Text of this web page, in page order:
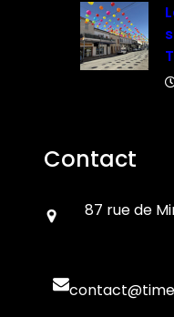
Contact
87 rue de